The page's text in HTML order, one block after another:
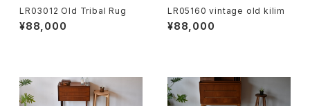
LR03012 Old Tribal Rug
¥88,000
LR05160 vintage old kilim
¥88,000